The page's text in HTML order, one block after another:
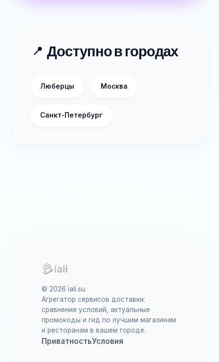
📍 Доступно в городах
Люберцы Москва
Санкт-Петербург
© 2026 iali.su.
Агрегатор сервисов доставки:
сравнение условий, актуальные
промокоды и гид по лучшим магазинам
и ресторанам в вашем городе.
ПриватностьУсловия